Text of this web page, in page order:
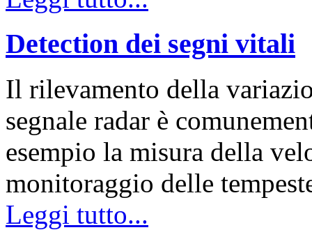
Detection dei segni vitali
Il rilevamento della
segnale radar è
esempio la misura della
monitoraggio delle
Leggi tutto...